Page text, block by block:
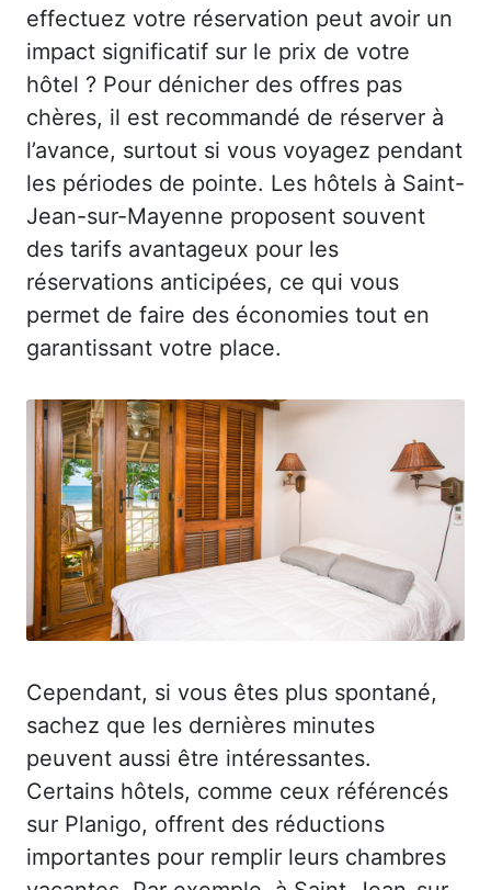
effectuez votre réservation peut avoir un
impact significatif sur le prix de votre
hôtel ? Pour dénicher des offres pas
chères, il est recommandé de réserver à
l’avance, surtout si vous voyagez pendant
les périodes de pointe. Les hôtels à Saint-
Jean-sur-Mayenne proposent souvent
des tarifs avantageux pour les
réservations anticipées, ce qui vous
permet de faire des économies tout en
garantissant votre place.
Cependant, si vous êtes plus spontané,
sachez que les dernières minutes
peuvent aussi être intéressantes.
Certains hôtels, comme ceux référencés
sur Planigo, offrent des réductions
importantes pour remplir leurs chambres